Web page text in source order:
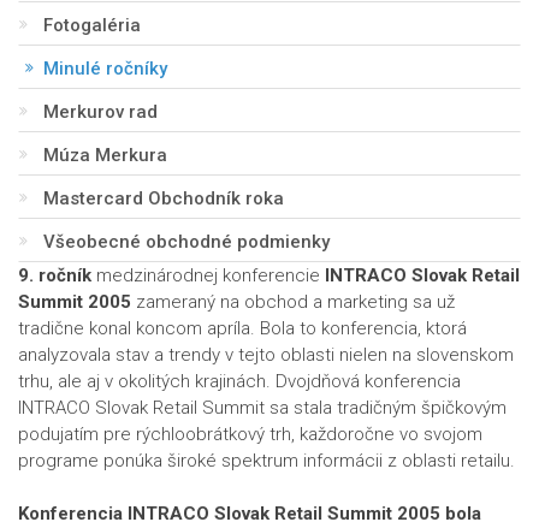
Fotogaléria
Minulé ročníky
Merkurov rad
Múza Merkura
Mastercard Obchodník roka
Všeobecné obchodné podmienky
9. ročník medzinárodnej konferencie INTRACO Slovak Retail
Summit 2005 zameraný na obchod a marketing sa už
tradične konal koncom apríla. Bola to konferencia, ktorá
analyzovala stav a trendy v tejto oblasti nielen na slovenskom
trhu, ale aj v okolitých krajinách. Dvojdňová konferencia
INTRACO Slovak Retail Summit sa stala tradičným špičkovým
podujatím pre rýchloobrátkový trh, každoročne vo svojom
programe ponúka široké spektrum informácii z oblasti retailu.
Konferencia INTRACO Slovak Retail Summit 2005 bola